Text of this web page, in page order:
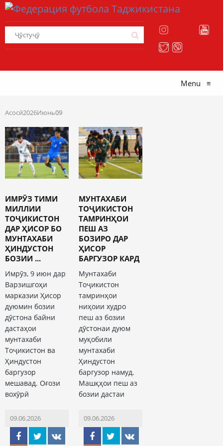
Menu ≡
Асосӣ2026Июнь09
ИМРӮЗ ТИМИ
МИЛЛИИ
ТОҶИКИСТОН
ДАР ҲИСОР БО
МУНТАХАБИ
ҲИНДУСТОН
БОЗИИ ...
Имрӯз, 9 июн дар
Варзишгоҳи
марказии Ҳисор
дуюмин бозии
дӯстона байни
дастаҳои
мунтахаби
Тоҷикистон ва
Ҳиндустон
баргузор
мешавад. Оғози
вохӯрӣ
09.06.2026
МУНТАХАБИ
ТОҶИКИСТОН
ТАМРИНҲОИ
ПЕШ АЗ
БОЗИРО ДАР
ҲИСОР
БАРГУЗОР КАРД
Мунтахаби
Тоҷикистон
тамринҳои
ниҳоии худро
пеш аз бозии
дӯстонаи дуюм
муқобили
мунтахаби
Ҳиндустон
баргузор намуд.
Машқҳои пеш аз
бозии дастаи
09.06.2026